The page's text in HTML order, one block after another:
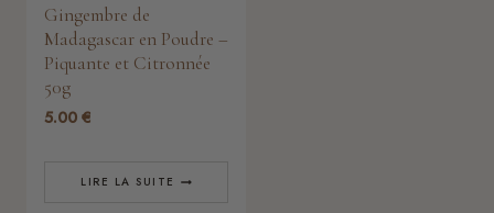
Gingembre de
Madagascar en Poudre –
Piquante et Citronnée
50g
5.00 €
LIRE LA SUITE